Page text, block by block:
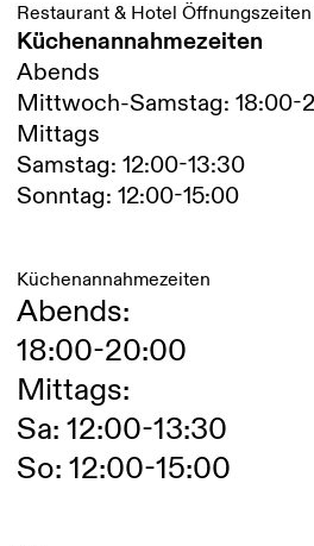
Restaurant & Hotel Öffnungszeiten
Küchenannahmezeiten
Abends
Mittwoch-Samstag: 18:00-
Mittags
Samstag: 12:00-13:30
Sonntag: 12:00-15:00
Küchenannahmezeiten
Abends:
18:00-20:00
Mittags:
Sa: 12:00-13:30
So: 12:00-15:00